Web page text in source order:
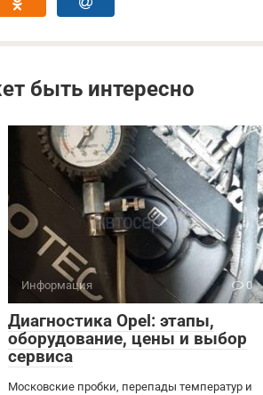
быть интересно
Информация 0
Диагностика Opel: этапы,
оборудование, цены и выбор
сервиса
Московские пробки, перепады температур и